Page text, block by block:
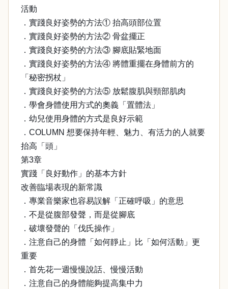
活動
．實踐良好姿勢的方法① 抬高頭部位置
．實踐良好姿勢的方法② 骨盆擺正
．實踐良好姿勢的方法③ 腳底貼緊地面
．實踐良好姿勢的方法④ 將體重擺在身體前方的
「秘密拐杖」
．實踐良好姿勢的方法⑤ 放鬆腹肌與頸部肌肉
．學會身體使用方式的奧義「置體法」
．幼兒使用身體的方式是良好示範
．COLUMN 想要保持年輕、魅力、有活力的人就要
抬高「頭」
第3章
實踐「良好動作」的基本方針
改善臨場表現的新常識
．專業音樂家也容易誤解「正確呼吸」的意思
．不是從腹部發聲，而是從腳底
．破壞發聲的「伐氏操作」
．注意自己的身體「如何靜止」比「如何活動」更
重要
．首先花一週慢慢說話、慢慢活動
．注意自己的身體能夠提高集中力